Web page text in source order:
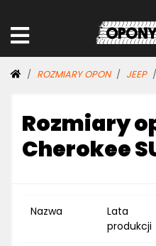
ROZMIARY OPON JEEP
Rozmiary
Cherokee
Nazwa
Lata
produkcji